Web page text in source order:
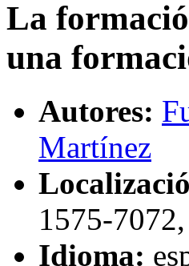
La
una
Autores:
Martínez
1575-7072,
Idioma: